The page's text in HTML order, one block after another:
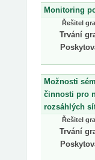
Monitoring
Řešitel
Trvání
Možnosti
činnosti pro
rozsáhlých
Řešitel
Trvání